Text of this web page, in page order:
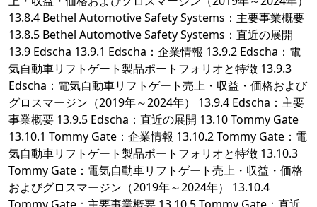
13.8.4 Bethel Automotive Safety Systems：主要事業概要
13.8.5 Bethel Automotive Safety Systems：直近の展開
13.9 Edscha 13.9.1 Edscha：企業情報 13.9.2 Edscha：電
気自動車リフトゲート製品ポートフォリオと特徴 13.9.3
Edscha：電気自動車リフトゲート売上・収益・価格および
グロスマージン（2019年～2024年） 13.9.4 Edscha：主要
事業概要 13.9.5 Edscha：直近の展開 13.10 Tommy Gate
13.10.1 Tommy Gate：企業情報 13.10.2 Tommy Gate：電
気自動車リフトゲート製品ポートフォリオと特徴 13.10.3
Tommy Gate：電気自動車リフトゲート売上・収益・価格
およびグロスマージン（2019年～2024年） 13.10.4